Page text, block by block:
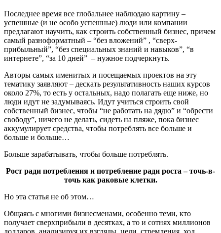
Последнее время все глобальнее наблюдаю картину –
успешные (и не особо успешные) люди или компании
предлагают научить, как строить собственный бизнес, причем
самый разноформатный – “без вложений” , “сверх-
прибыльный”, “без специальных знаний и навыков”, “в
интернете”, “за 10 дней” – нужное подчеркнуть.
Авторы самых именитых и посещаемых проектов на эту
тематику заявляют – дескать результативность наших курсов
около 27%, то есть у остальных, надо полагать еще ниже, но
люди идут не задумываясь. Идут учиться строить свой
собственный бизнес, чтобы “не работать на дядю” и “обрести
свободу”, ничего не делать, сидеть на пляже, пока бизнес
аккумулирует средства, чтобы потреблять все больше и
больше и больше…
Больше зарабатывать, чтобы больше потреблять.
Рост ради потребления и потребление ради роста – точь-в-
точь как раковые клетки.
Но эта статья не об этом…
Общаясь с многими бизнесменами, особенно теми, кто
получает сверхприбыли в десятках, а то и сотнях миллионов
долларов, анализируя их взгляды, цели, стремления, ход